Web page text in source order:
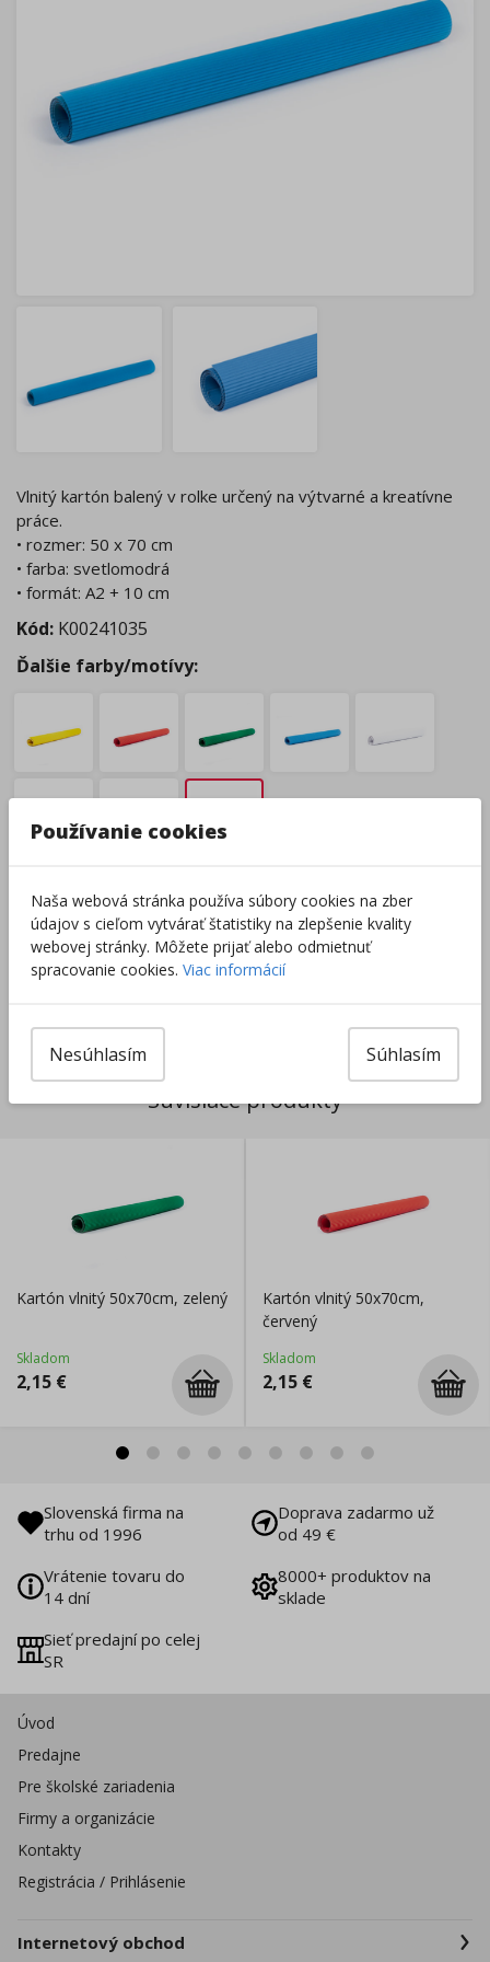
Vlnitý kartón balený v rolke určený na výtvarné a kreatívne
práce.
• rozmer: 50 x 70 cm
• farba: svetlomodrá
• formát: A2 + 10 cm
Kód: K00241035
Ďalšie farby/motívy:
Tovar nie je skladom.
Tento produkt momentálne nie je možné objednať.
Zobraziť dostupnosť v predajniach
Súvisiace produkty
Kartón vlnitý 50x70cm, zelený
Skladom
2,15 €
Kartón vlnitý 50x70cm,
červený
Skladom
2,15 €
Slovenská firma na
trhu od 1996
Doprava zadarmo už
od 49 €
Vrátenie tovaru do
14 dní
8000+ produktov na
sklade
Sieť predajní po celej
SR
Úvod
Predajne
Pre školské zariadenia
Firmy a organizácie
Kontakty
Registrácia / Prihlásenie
Internetový obchod
Používanie cookies
Naša webová stránka používa súbory cookies na zber
údajov s cieľom vytvárať štatistiky na zlepšenie kvality
webovej stránky. Môžete prijať alebo odmietnuť
spracovanie cookies. Viac informácií
Súhlasím
Nesúhlasím